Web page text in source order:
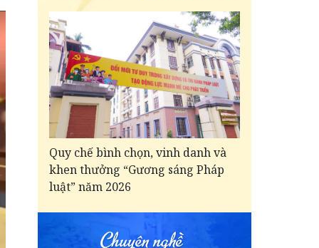
Quy chế bình chọn, vinh danh và
khen thưởng “Gương sáng Pháp
luật” năm 2026